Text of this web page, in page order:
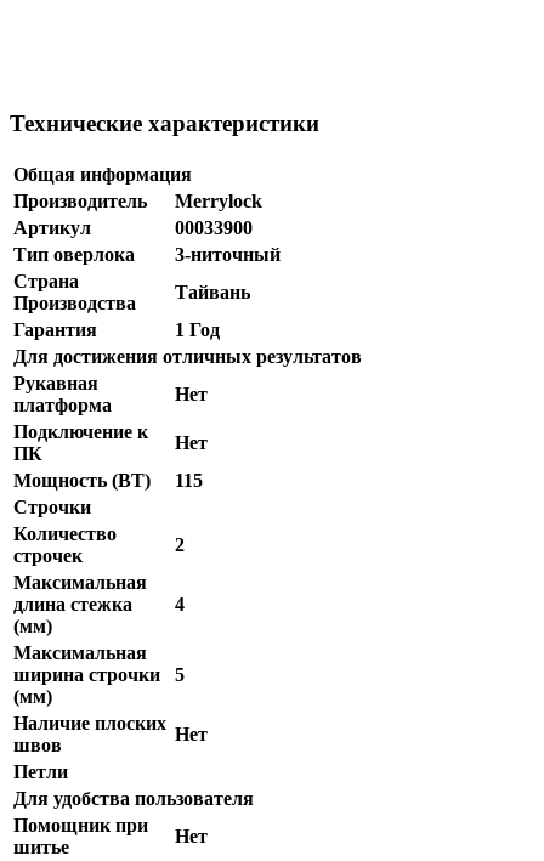
Технические характеристики
Общая информация
Производитель
Merrylock
Артикул
00033900
Тип оверлока
3-ниточный
Страна
Производства
Тайвань
Гарантия
1 Год
Для достижения отличных результатов
Рукавная
платформа
Нет
Подключение к
ПК
Нет
Мощность (BT)
115
Строчки
Количество
строчек
2
Максимальная
длина стежка
(мм)
4
Максимальная
ширина строчки
(мм)
5
Наличие плоских
швов
Нет
Петли
Для удобства пользователя
Помощник при
шитье
Нет